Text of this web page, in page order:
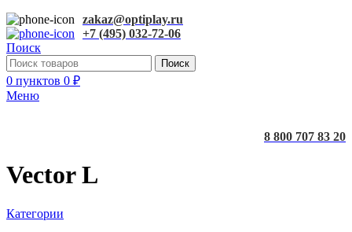
zakaz@optiplay.ru
+7 (495) 032-72-06
Поиск
Поиск
0 пунктов 0 ₽
Меню
8 800 707 83 20
Vector L
Категории